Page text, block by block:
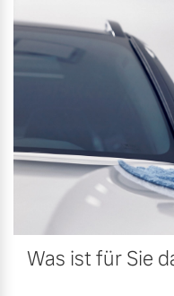
Angebot anfragen
Fahrzeug
Sofort verfügbare
Was ist für Sie